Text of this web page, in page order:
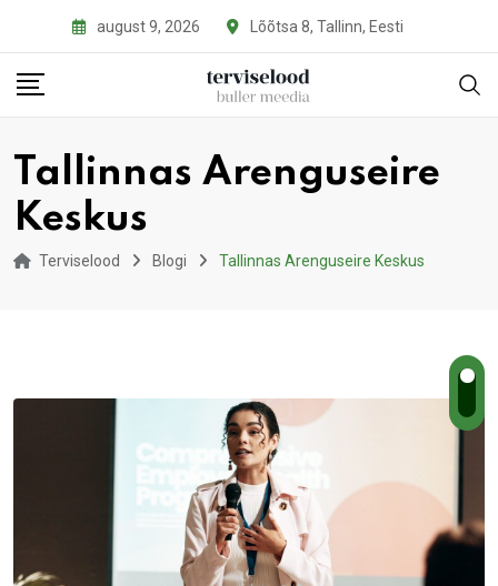
content
august 9, 2026 Lõõtsa 8, Tallinn, Eesti
Tallinnas Arenguseire
Keskus
Terviselood Blogi Tallinnas Arenguseire Keskus